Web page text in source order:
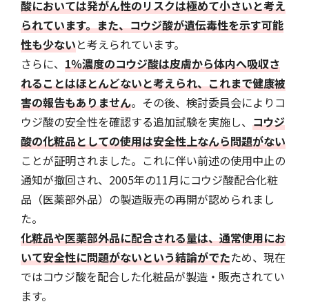
酸においては発がん性のリスクは極めて小さいと考え
られています。また、コウジ酸が遺伝毒性を示す可能
性も少ないと考えられています。
さらに、 1％濃度のコウジ酸は皮膚から体内へ吸収さ
れることはほとんどないと考えられ、これまで健康被
害の報告もありません。その後、検討委員会によりコ
ウジ酸の安全性を確認する追加試験を実施し、 コウジ
酸の化粧品としての使用は安全性上なんら問題がない
ことが証明されました。これに伴い前述の使用中止の
通知が撤回され、2005年の11月にコウジ酸配合化粧
品（医薬部外品）の製造販売の再開が認められまし
た。
化粧品や医薬部外品に配合される量は、通常使用にお
いて安全性に問題がないという結論がでたため、現在
ではコウジ酸を配合した化粧品が製造・販売されてい
ます。